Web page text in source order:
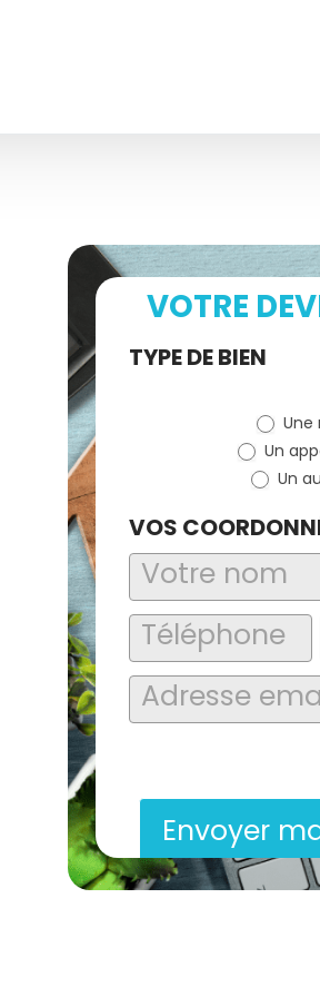
VOTRE
Demande
TYPE DE BIEN
Une
Un
Un
VOS
Envoyer